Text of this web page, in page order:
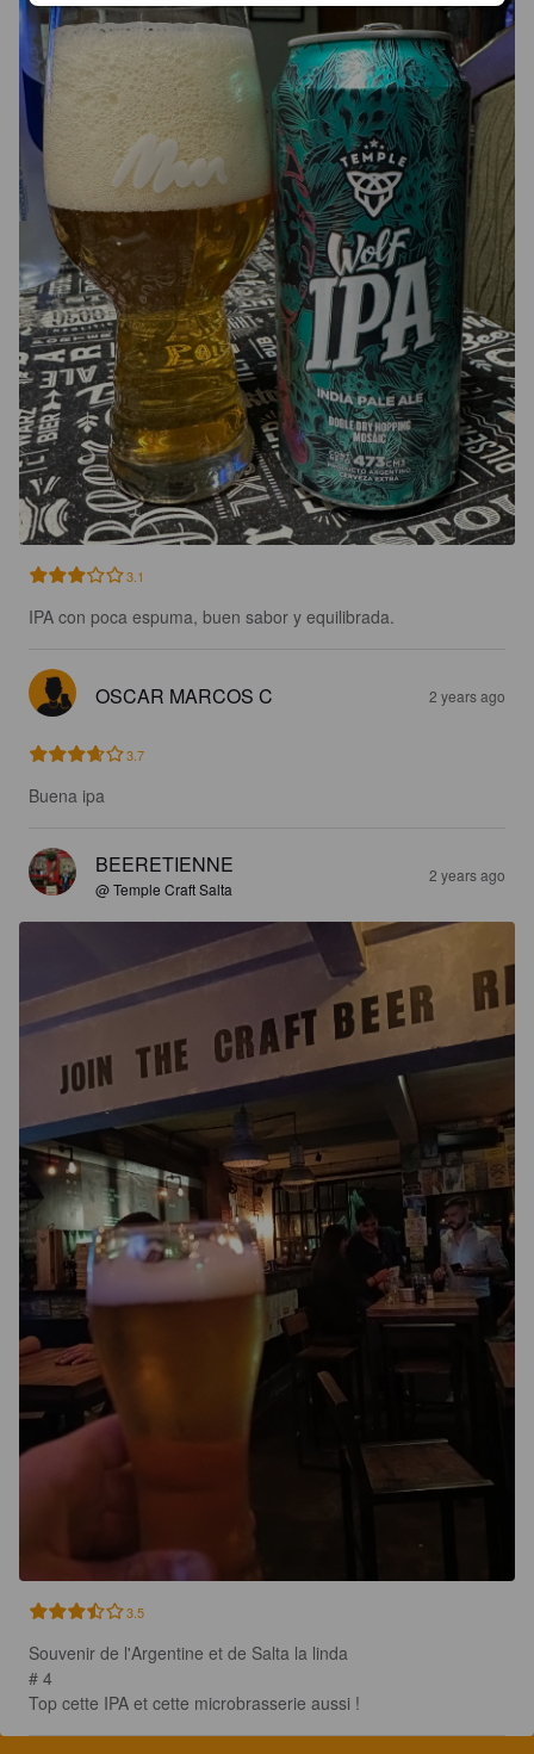
3.1
IPA con poca espuma, buen sabor y equilibrada.
OSCAR MARCOS C 2 years ago
3.7
Buena ipa
BEERETIENNE
@ Temple Craft Salta
2 years ago
3.5
Souvenir de l'Argentine et de Salta la linda
# 4
Top cette IPA et cette microbrasserie aussi !